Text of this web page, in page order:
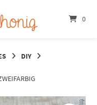
0
DIY